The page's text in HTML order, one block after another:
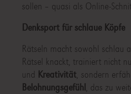
sollen – quasi als Online-
Denksport für schlaue Köpfe
Rätseln macht sowohl schlau
Rätsel knackt, trainiert nicht
und Kreativität, sondern
Belohnungsgefühl
, das zu